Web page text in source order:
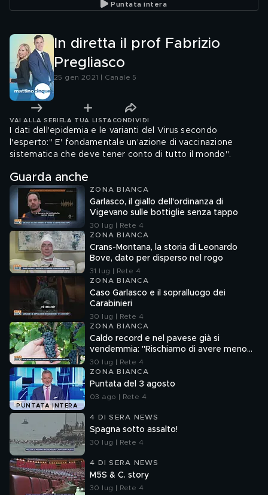
Puntata intera
In diretta il prof Fabrizio
Pregliasco
25 gen 2021 | Canale 5
VAI ALLA SERIE LA TUA LISTA CONDIVIDI
I dati dell'epidemia e le varianti del Virus secondo
l'esperto:" E' fondamentale un'azione di vaccinazione
sistematica che deve tener conto di tutto il mondo".
Guarda anche
ZONA BIANCA
Garlasco, il giallo dell'ordinanza di
Vigevano sulle bottiglie senza tappo
30 lug | Rete 4
ZONA BIANCA
Crans-Montana, la storia di Leonardo
Bove, dato per disperso nel rogo
31 lug | Rete 4
ZONA BIANCA
Caso Garlasco e il sopralluogo dei
Carabinieri
30 lug | Rete 4
ZONA BIANCA
Caldo record e nel pavese già si
vendemmia: "Rischiamo di avere meno
vino"
30 lug | Rete 4
PUNTATA INTERA
ZONA BIANCA
Puntata del 3 agosto
03 ago | Rete 4
4 DI SERA NEWS
Spagna sotto assalto!
30 lug | Rete 4
4 DI SERA NEWS
M5S & C. story
30 lug | Rete 4